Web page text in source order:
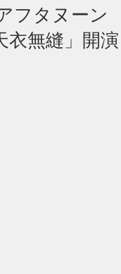
フタヌーン
衣無縫」開演